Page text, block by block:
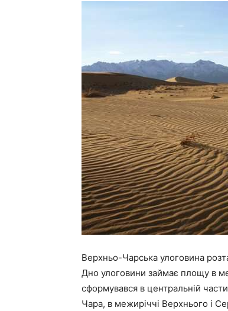
Верхньо-Чарська улоговина
Дно улоговини займає площу в
сформувався в центральній
Чара, в межиріччі Верхнього і